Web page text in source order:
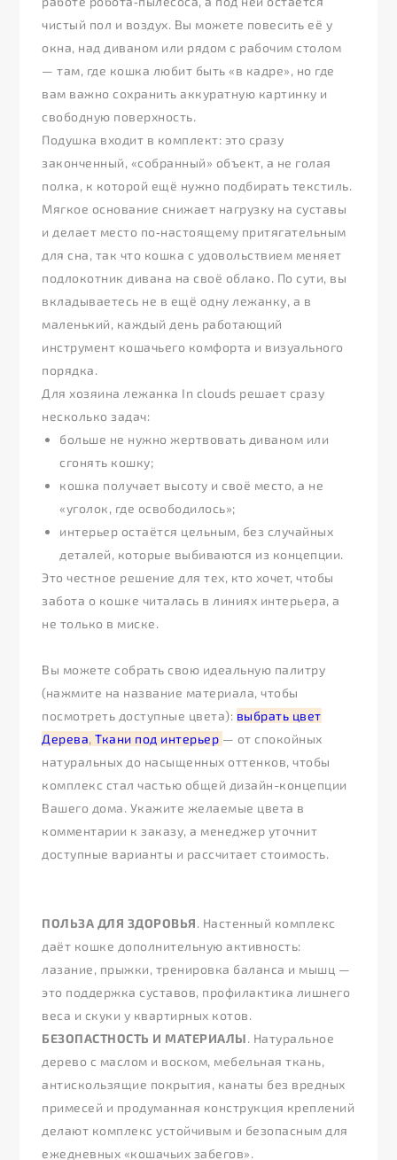
чистый пол и воздух. Вы можете повесить её у
окна, над диваном или рядом с рабочим столом
— там, где кошка любит быть «в кадре», но где
вам важно сохранить аккуратную картинку и
свободную поверхность.
Подушка входит в комплект: это сразу
законченный, «собранный» объект, а не голая
полка, к которой ещё нужно подбирать текстиль.
Мягкое основание снижает нагрузку на суставы
и делает место по‑настоящему притягательным
для сна, так что кошка с удовольствием меняет
подлокотник дивана на своё облако. По сути, вы
вкладываетесь не в ещё одну лежанку, а в
маленький, каждый день работающий
инструмент кошачьего комфорта и визуального
порядка.
Для хозяина лежанка In clouds решает сразу
несколько задач:
больше не нужно жертвовать диваном или
сгонять кошку;
кошка получает высоту и своё место, а не
«уголок, где освободилось»;
интерьер остаётся цельным, без случайных
деталей, которые выбиваются из концепции.
Это честное решение для тех, кто хочет, чтобы
забота о кошке читалась в линиях интерьера, а
не только в миске.
Вы можете собрать свою идеальную палитру
(нажмите на название материала, чтобы
посмотреть доступные цвета): выбрать цвет
Дерева,Ткани под интерьер — от спокойных
натуральных до насыщенных оттенков, чтобы
комплекс стал частью общей дизайн-концепции
Вашего дома. Укажите желаемые цвета в
комментарии к заказу, а менеджер уточнит
доступные варианты и рассчитает стоимость.
ПОЛЬЗА ДЛЯ ЗДОРОВЬЯ. Настенный комплекс
даёт кошке дополнительную активность:
лазание, прыжки, тренировка баланса и мышц —
это поддержка суставов, профилактика лишнего
веса и скуки у квартирных котов.
БЕЗОПАСТНОСТЬ И МАТЕРИАЛЫ. Натуральное
дерево с маслом и воском, мебельная ткань,
антискользящие покрытия, канаты без вредных
примесей и продуманная конструкция креплений
делают комплекс устойчивым и безопасным для
ежедневных «кошачьих забегов».